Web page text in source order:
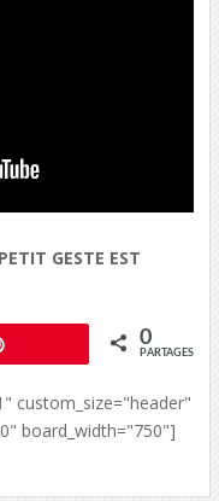
GESTE EST
0
PARTAGES
custom_size="header"
board_width="750"]